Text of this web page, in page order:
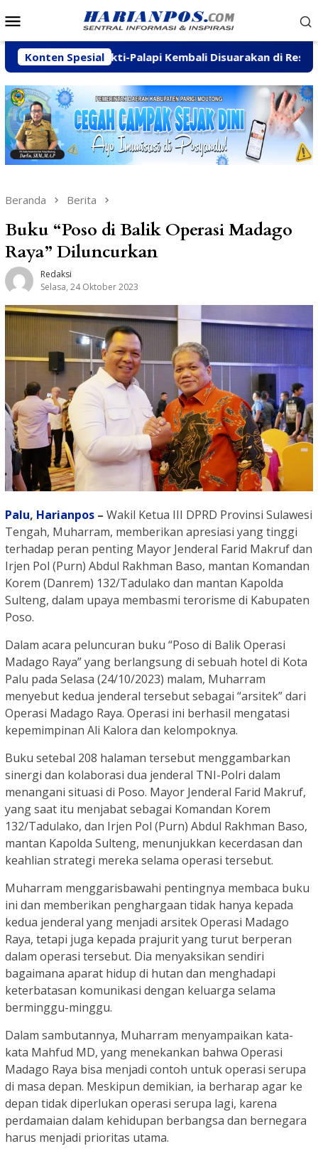
ke
Mobile
Konten Spesial
Palapi Kembali Disuarakan di Reses Mastulah
Beranda Berita
Buku “Poso di Balik Operasi Madago
Raya” Diluncurkan
Redaksi
Selasa, 24 Oktober 2023
Palu, Harianpos – Wakil Ketua III DPRD Provinsi Sulawesi
Tengah, Muharram, memberikan apresiasi yang tinggi
terhadap peran penting Mayor Jenderal Farid Makruf dan
Irjen Pol (Purn) Abdul Rakhman Baso, mantan Komandan
Korem (Danrem) 132/Tadulako dan mantan Kapolda
Sulteng, dalam upaya membasmi terorisme di Kabupaten
Poso.
Dalam acara peluncuran buku “Poso di Balik Operasi
Madago Raya” yang berlangsung di sebuah hotel di Kota
Palu pada Selasa (24/10/2023) malam, Muharram
menyebut kedua jenderal tersebut sebagai “arsitek” dari
Operasi Madago Raya. Operasi ini berhasil mengatasi
kepemimpinan Ali Kalora dan kelompoknya.
Buku setebal 208 halaman tersebut menggambarkan
sinergi dan kolaborasi dua jenderal TNI-Polri dalam
menangani situasi di Poso. Mayor Jenderal Farid Makruf,
yang saat itu menjabat sebagai Komandan Korem
132/Tadulako, dan Irjen Pol (Purn) Abdul Rakhman Baso,
mantan Kapolda Sulteng, menunjukkan kecerdasan dan
keahlian strategi mereka selama operasi tersebut.
Muharram menggarisbawahi pentingnya membaca buku
ini dan memberikan penghargaan tidak hanya kepada
kedua jenderal yang menjadi arsitek Operasi Madago
Raya, tetapi juga kepada prajurit yang turut berperan
dalam operasi tersebut. Dia menyaksikan sendiri
bagaimana aparat hidup di hutan dan menghadapi
keterbatasan komunikasi dengan keluarga selama
berminggu-minggu.
Dalam sambutannya, Muharram menyampaikan kata-
kata Mahfud MD, yang menekankan bahwa Operasi
Madago Raya bisa menjadi contoh untuk operasi serupa
di masa depan. Meskipun demikian, ia berharap agar ke
depan tidak diperlukan operasi serupa lagi, karena
perdamaian dalam kehidupan berbangsa dan bernegara
harus menjadi prioritas utama.